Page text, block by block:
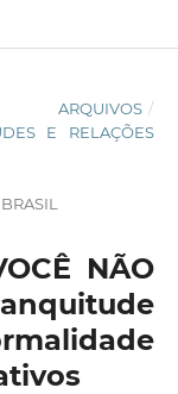
ARQUIVOS /
E RELAÇÕES
NÃO